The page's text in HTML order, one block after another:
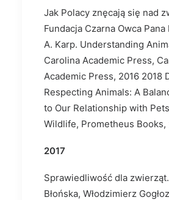
Jak Polacy znęcają się nad
Fundacja Czarna Owca Pana
A. Karp. Understanding
Carolina Academic Press,
Academic Press, 2016 2018
Respecting Animals: A
to Our Relationship with
Wildlife, Prometheus Books,
2017
Sprawiedliwość dla
Błońska, Włodzimierz